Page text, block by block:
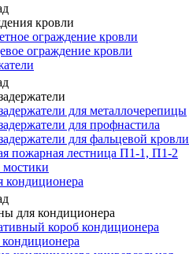
кровли
ограждение кровли
ограждение кровли
для металлочерепицы
для профнастила
для фальцевой кровли
пожарная лестница П1-1, П1-2
кондиционера
для кондиционера
короб кондиционера